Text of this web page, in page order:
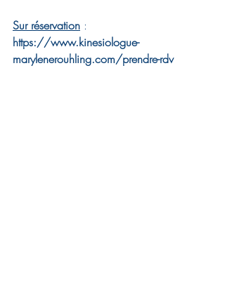
Sur réservation :
https://www.kinesiologue-
marylenerouhling.com/prendre-rdv